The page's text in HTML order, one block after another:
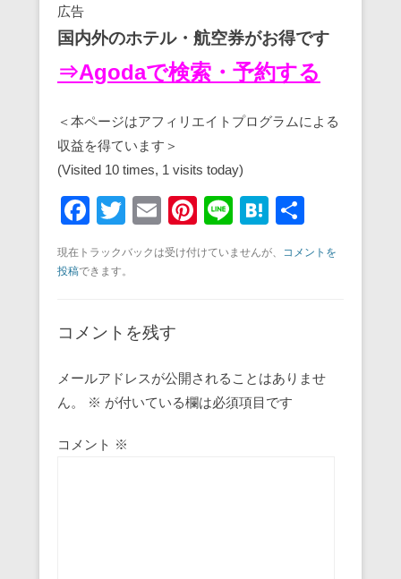
広告
国内外のホテル・航空券がお得です
⇒Agodaで検索・予約する
＜本ページはアフィリエイトプログラムによる
収益を得ています＞
(Visited 10 times, 1 visits today)
F
a
c
b
o
k
T
wi
tt
E
m
ail
Pi
nt
er
Li
n
e
H
at
e
有
現在トラックバックは受け付けていませんが、 コメントを
投稿できます。
コメントを残す
メールアドレスが公開されることはありませ
ん。
※ が付いている欄は必須項目です
コメント ※